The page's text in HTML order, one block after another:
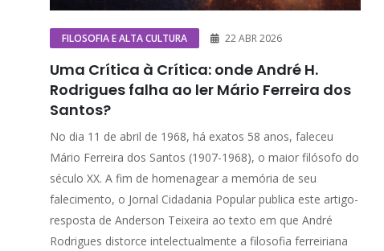
FILOSOFIA E ALTA CULTURA 22 ABR 2026
Uma Crítica à Crítica: onde André H.
Rodrigues falha ao ler Mário Ferreira dos
Santos?
No dia 11 de abril de 1968, há exatos 58 anos, faleceu
Mário Ferreira dos Santos (1907-1968), o maior filósofo do
século XX. A fim de homenagear a memória de seu
falecimento, o Jornal Cidadania Popular publica este artigo-
resposta de Anderson Teixeira ao texto em que André
Rodrigues distorce intelectualmente a filosofia ferreiriana